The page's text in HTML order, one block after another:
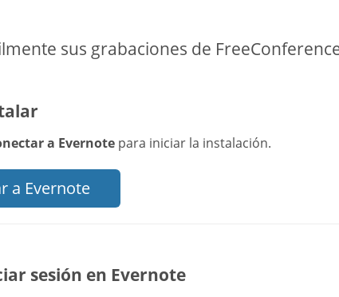
sus grabaciones de
a Evernotepara iniciar la instalación.
a Evernote
sesión en Evernote